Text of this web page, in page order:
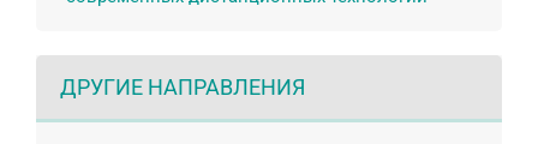
ДРУГИЕ НАПРАВЛЕНИЯ